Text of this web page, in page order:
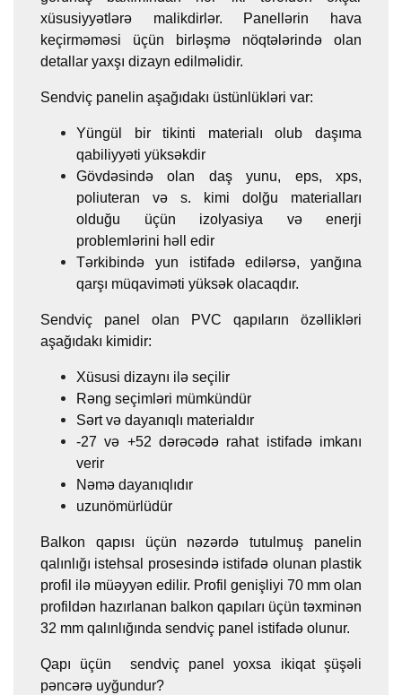
xüsusiyyətlərə malikdirlər. Panellərin hava
keçirməməsi üçün birləşmə nöqtələrində olan
detallar yaxşı dizayn edilməlidir.
Sendviç panelin aşağıdakı üstünlükləri var:
Yüngül bir tikinti materialı olub daşıma
qabiliyyəti yüksəkdir
Gövdəsində olan daş yunu, eps, xps,
poliuteran və s. kimi dolğu materialları
olduğu üçün izolyasiya və enerji
problemlərini həll edir
Tərkibində yun istifadə edilərsə, yanğına
qarşı müqaviməti yüksək olacaqdır.
Sendviç panel olan PVC qapıların özəllikləri
aşağıdakı kimidir:
Xüsusi dizaynı ilə seçilir
Rəng seçimləri mümkündür
Sərt və dayanıqlı materialdır
-27 və +52 dərəcədə rahat istifadə imkanı
verir
Nəmə dayanıqlıdır
uzunömürlüdür
Balkon qapısı üçün nəzərdə tutulmuş panelin
qalınlığı istehsal prosesində istifadə olunan plastik
profil ilə müəyyən edilir. Profil genişliyi 70 mm olan
profildən hazırlanan balkon qapıları üçün təxminən
32 mm qalınlığında sendviç panel istifadə olunur.
Qapı üçün sendviç panel yoxsa ikiqat şüşəli
pəncərə uyğundur?